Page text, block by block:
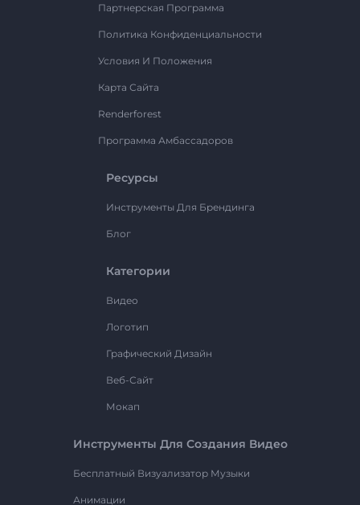
Партнерская Программа
Политика Конфиденциальности
Условия И Положения
Карта Сайта
Renderforest
Программа Амбассадоров
Ресурсы
Инструменты Для Брендинга
Блог
Категории
Видео
Логотип
Графический Дизайн
Веб-Сайт
Мокап
Инструменты Для Создания Видео
Бесплатный Визуализатор Музыки
Анимации